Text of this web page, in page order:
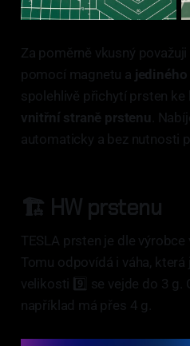
Za poměrně vkusný
pomocí magnetu a
spolehlivě přichytí prsten
vnitřní straně prstenu .
automaticky a bez nutnosti
🏗️ HW prstenu
TESLA prsten je dle
Tomu odpovídá i váha, která
velikosti 9️⃣ se vejde do 3 g.
například má přes 4 g.